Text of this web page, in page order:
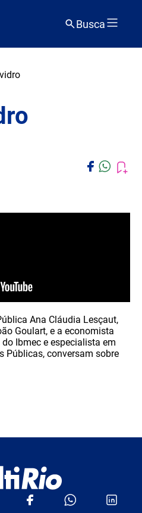
Busca
Ana Cláudia Lesçaut,
Goulart, e a economista
Ibmec e especialista em
Públicas, conversam sobre